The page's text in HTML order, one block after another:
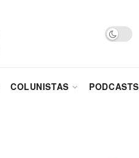
COLUNISTAS PODCASTS